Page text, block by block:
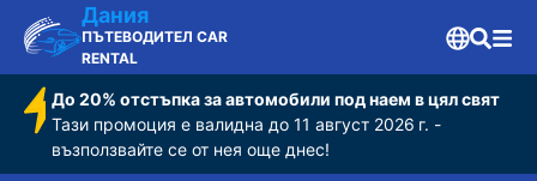
Дания
ПЪТЕВОДИТЕЛ CAR
RENTAL
До 20% отстъпка за автомобили под наем в цял свят
Тази промоция е валидна до 11 август 2026 г. -
възползвайте се от нея още днес!